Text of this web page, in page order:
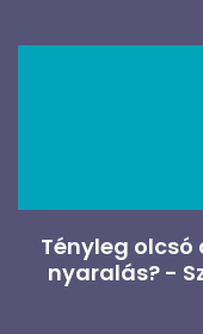
Tényleg
nyaralás? -